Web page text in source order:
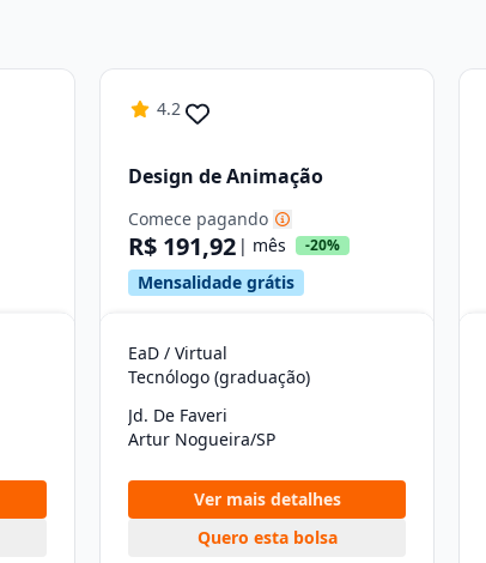
4.2
Design de Animação
Comece pagando
R$ 191,92 | mês -20%
Mensalidade grátis
EaD / Virtual
Tecnólogo (graduação)
Jd. De Faveri
Artur Nogueira/SP
Ver mais detalhes
Quero esta bolsa